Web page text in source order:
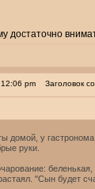
достаточно
pm Заголовок
домой, у
руки.
"Сын будет